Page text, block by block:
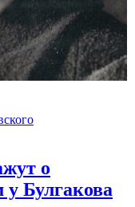
о
Булгакова